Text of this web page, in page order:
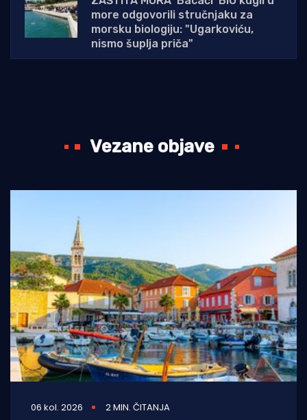
more odgovorili stručnjaku za
morsku biologiju: "Ugarkoviću,
nismo šuplja priča"
Vezane objave
06 kol. 2026 2 MIN. ČITANJA